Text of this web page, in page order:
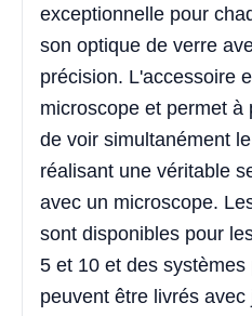
exceptionnelle pour
son optique de verre
précision. L'accessoire
microscope et permet à
de voir simultanément
réalisant une véritable
avec un microscope.
sont disponibles pour
5 et 10 et des systèmes
peuvent être livrés